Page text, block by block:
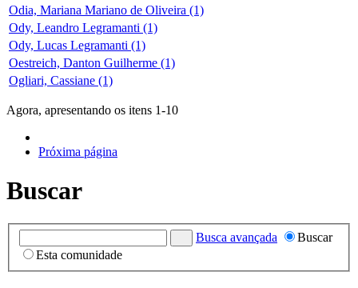
Odia, Mariana Mariano de Oliveira (1)
Ody, Leandro Legramanti (1)
Ody, Lucas Legramanti (1)
Oestreich, Danton Guilherme (1)
Ogliari, Cassiane (1)
Agora, apresentando os itens 1-10
Próxima página
Buscar
Busca avançada
Buscar
Esta comunidade